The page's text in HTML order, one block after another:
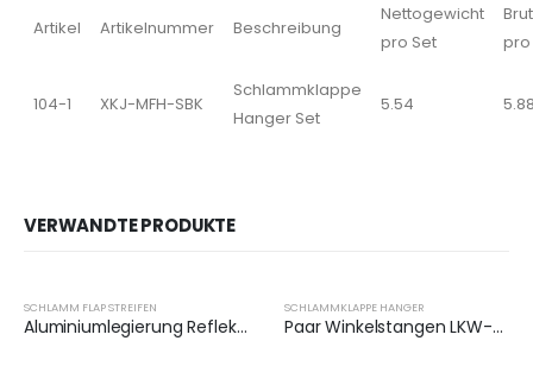
Artikel Artikelnummer Beschreibung
Nettogewicht
pro Set
pro
104-1 XKJ-MFH-SBK
Schlammklappe
Hanger Set
5.54
VERWANDTE PRODUKTE
SCHLAMM FLAP STREIFEN
Aluminiumlegierung Reflektorplatten für Anhänger | XKJ-MFS-Q24AL
SCHLAMMKLAPPE HANGER
Paar Winkelstangen LKW-Aufhänger mit Reflektorplatten | XKJ-MFH-Q3C